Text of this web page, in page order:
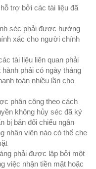
trợ bởi các tài liệu đã
séc phải được hướng
xác cho người chính
tài liệu liên quan phải
phải có ngày tháng
toán nhiều lần cho
phân công theo cách
không hủy séc đã ký
bị bản đối chiếu ngân
nhân viên nào có thể che
phải được lập bởi một
việc nhận tiền mặt hoặc